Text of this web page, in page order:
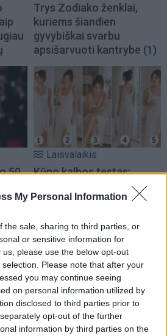
My Personal Information
the sale, sharing to third parties, or
or sensitive information for
please use the below opt-out
Please note that after your
you may continue seeing
on personal information utilized by
disclosed to third parties prior to
opt-out of the further
information by third parties on the
Trys Zodiako ženklai,
kuriems šiandien
gyvybiškai svarbu
apsišarvuoti kantrybe (1)
50
Laisvalaikis
Kūno kalbos testas:
sužinokite, kas trukdo